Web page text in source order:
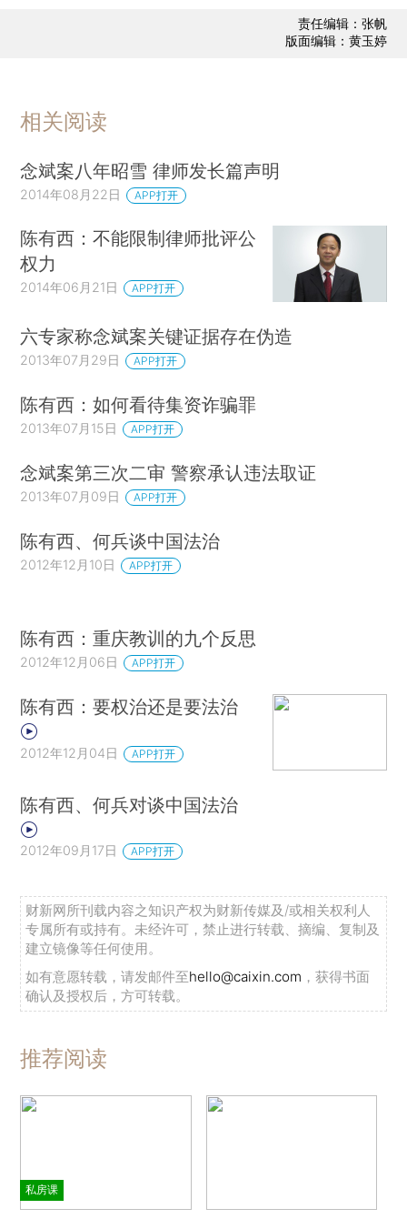
责任编辑：张帆
版面编辑：黄玉婷
相关阅读
念斌案八年昭雪 律师发长篇声明
2014年08月22日 APP打开
陈有西：不能限制律师批评公
权力
2014年06月21日 APP打开
六专家称念斌案关键证据存在伪造
2013年07月29日 APP打开
陈有西：如何看待集资诈骗罪
2013年07月15日 APP打开
念斌案第三次二审 警察承认违法取证
2013年07月09日 APP打开
陈有西、何兵谈中国法治
2012年12月10日 APP打开
陈有西：重庆教训的九个反思
2012年12月06日 APP打开
陈有西：要权治还是要法治
2012年12月04日 APP打开
陈有西、何兵对谈中国法治
2012年09月17日 APP打开
财新网所刊载内容之知识产权为财新传媒及/或相关权利人
专属所有或持有。未经许可，禁止进行转载、摘编、复制及
建立镜像等任何使用。
如有意愿转载，请发邮件至hello@caixin.com ，获得书面
确认及授权后，方可转载。
推荐阅读
私房课